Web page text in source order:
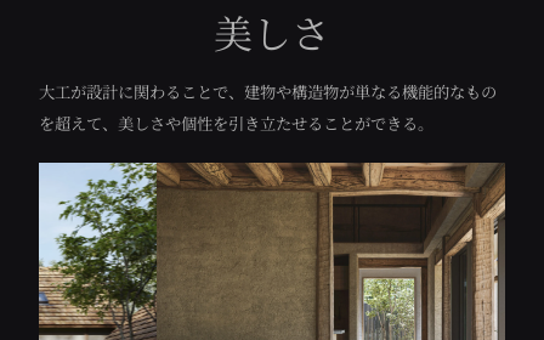
美しさ
大工が設計に関わることで、建物や構造物が単なる機能的なもの
を超えて、美しさや個性を引き立たせることができる。